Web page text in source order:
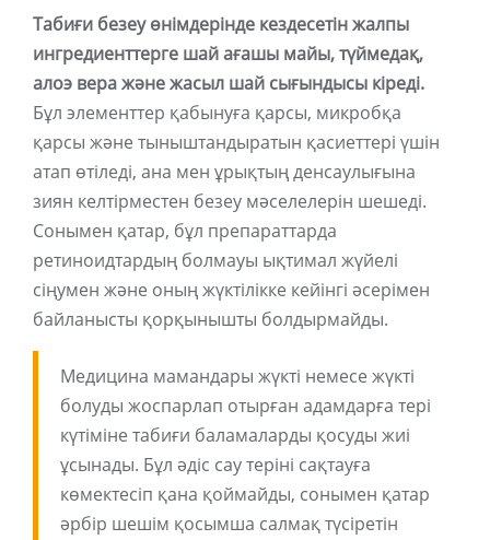
Табиғи безеу өнімдерінде кездесетін жалпы
ингредиенттерге шай ағашы майы, түймедақ,
алоэ вера және жасыл шай сығындысы кіреді.
Бұл элементтер қабынуға қарсы, микробқа
қарсы және тыныштандыратын қасиеттері үшін
атап өтіледі, ана мен ұрықтың денсаулығына
зиян келтірместен безеу мәселелерін шешеді.
Сонымен қатар, бұл препараттарда
ретиноидтардың болмауы ықтимал жүйелі
сіңумен және оның жүктілікке кейінгі әсерімен
байланысты қорқынышты болдырмайды.
Медицина мамандары жүкті немесе жүкті
болуды жоспарлап отырған адамдарға тері
күтіміне табиғи баламаларды қосуды жиі
ұсынады. Бұл әдіс сау теріні сақтауға
көмектесіп қана қоймайды, сонымен қатар
әрбір шешім қосымша салмақ түсіретін